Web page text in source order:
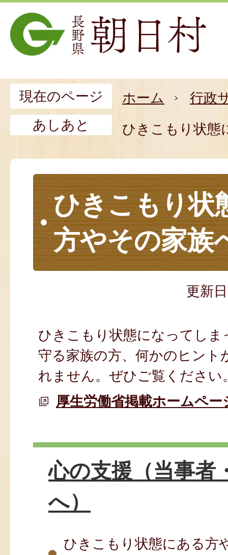
現在のページ ホーム
行政
あしあと
ひきこもり状態
ひきこもり状
方やその家族
更新
ひきこもり状態になってしま
守る家族の方、何かのヒント
れません。ぜひご覧ください
厚生労働省掲載ホームペー
心の支援（当事者
へ）
ひきこもり状態にある方